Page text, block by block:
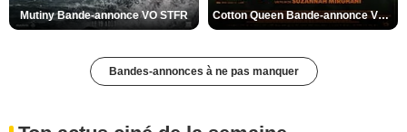
Mutiny Bande-annonce VO STFR Cotton Queen Bande-annonce VO STFR
Bandes-annonces à ne pas manquer